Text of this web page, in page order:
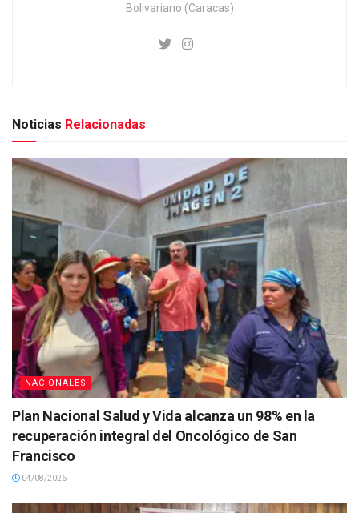
Bolivariano (Caracas)
Noticias Relacionadas
NACIONALES
Plan Nacional Salud y Vida alcanza un 98% en la
recuperación integral del Oncológico de San
Francisco
04/08/2026